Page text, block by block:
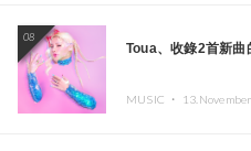
08
Toua、收錄2首新
MUSIC ・